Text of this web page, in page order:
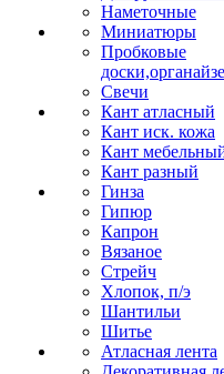
Наметочные
Миниатюры
Пробковые
Свечи
Кант атласный
Кант иск. кожа
Кант
Кант разный
Гинза
Гипюр
Капрон
Вязаное
Стрейч
Хлопок, п/э
Шантильи
Шитье
Атласная лента